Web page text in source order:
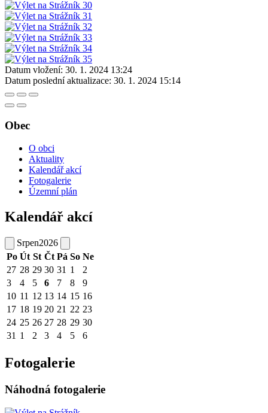
Datum vložení: 30. 1. 2024 13:24
Datum poslední aktualizace: 30. 1. 2024 15:14
Obec
O obci
Aktuality
Kalendář akcí
Fotogalerie
Územní plán
Kalendář akcí
Srpen2026
Po Út St Čt Pá So Ne
27 28 29 30 31 1
2
3
4 5 6 7 8
9
10 11 12 13 14 15 16
17 18 19 20 21 22 23
24 25 26 27 28 29 30
31 1 2 3 4 5 6
Fotogalerie
Náhodná fotogalerie